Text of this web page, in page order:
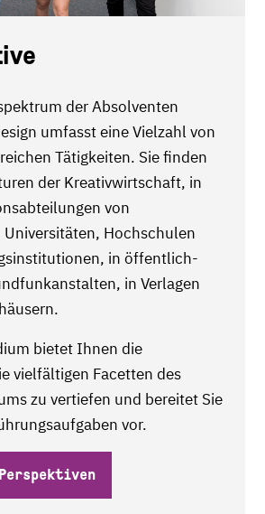
der Absolventen
umfasst eine Vielzahl von
Tätigkeiten. Sie finden
der Kreativwirtschaft, in
von
Hochschulen
in öffentlich-
in Verlagen
bietet Ihnen die
vielfältigen Facetten des
zu vertiefen und bereitet Sie
vor.